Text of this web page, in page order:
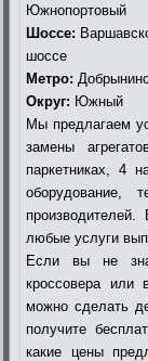
Южнопортовый
Шоссе:
шоссе
Метро:
Округ: Южный
Мы предлагаем
замены
паркетниках, 4
оборудование,
любые услуги
Если вы не
кроссовера или
можно сделать
получите
какие цены